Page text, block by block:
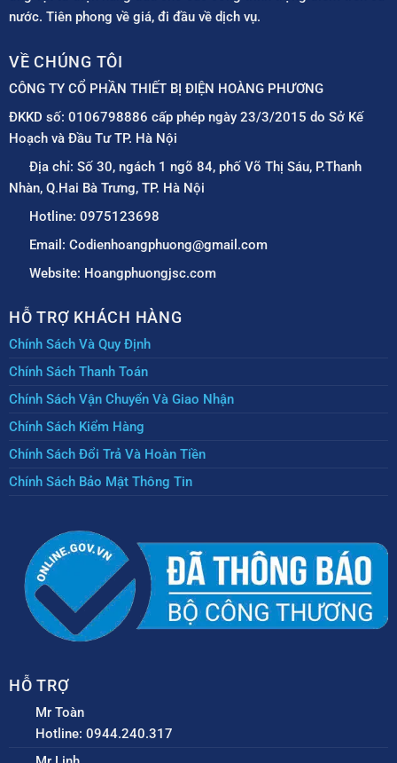
nước. Tiên phong về giá, đi đầu về dịch vụ.
VỀ CHÚNG TÔI
CÔNG TY CỔ PHẦN THIẾT BỊ ĐIỆN HOÀNG PHƯƠNG
ĐKKD số: 0106798886 cấp phép ngày 23/3/2015 do Sở Kế
Hoạch và Đầu Tư TP. Hà Nội
Địa chỉ: Số 30, ngách 1 ngõ 84, phố Võ Thị Sáu, P.Thanh
Nhàn, Q.Hai Bà Trưng, TP. Hà Nội
Hotline: 0975123698
Email: Codienhoangphuong@gmail.com
Website: Hoangphuongjsc.com
HỖ TRỢ KHÁCH HÀNG
Chính Sách Và Quy Định
Chính Sách Thanh Toán
Chính Sách Vận Chuyển Và Giao Nhận
Chính Sách Kiểm Hàng
Chính Sách Đổi Trả Và Hoàn Tiền
Chính Sách Bảo Mật Thông Tin
HỖ TRỢ
Mr Toàn
Hotline: 0944.240.317